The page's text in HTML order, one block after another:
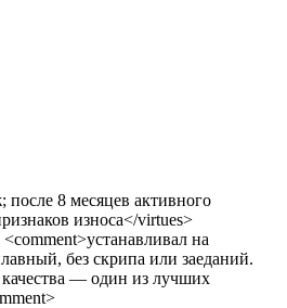
8 месяцев активного
износа</virtues>
на
без скрипа или заеданий.
— один из лучших